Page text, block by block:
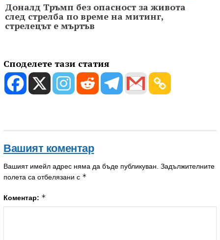
Доналд Тръмп без опасност за живота
след стрелба по време на митинг,
стрелецът е мъртъв
Споделете тази статия
Вашият коментар
Вашият имейл адрес няма да бъде публикуван. Задължителните
полета са отбелязани с *
Коментар: *